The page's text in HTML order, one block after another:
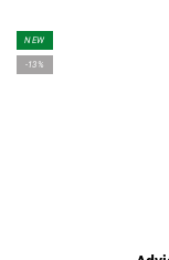
NEW
-13%